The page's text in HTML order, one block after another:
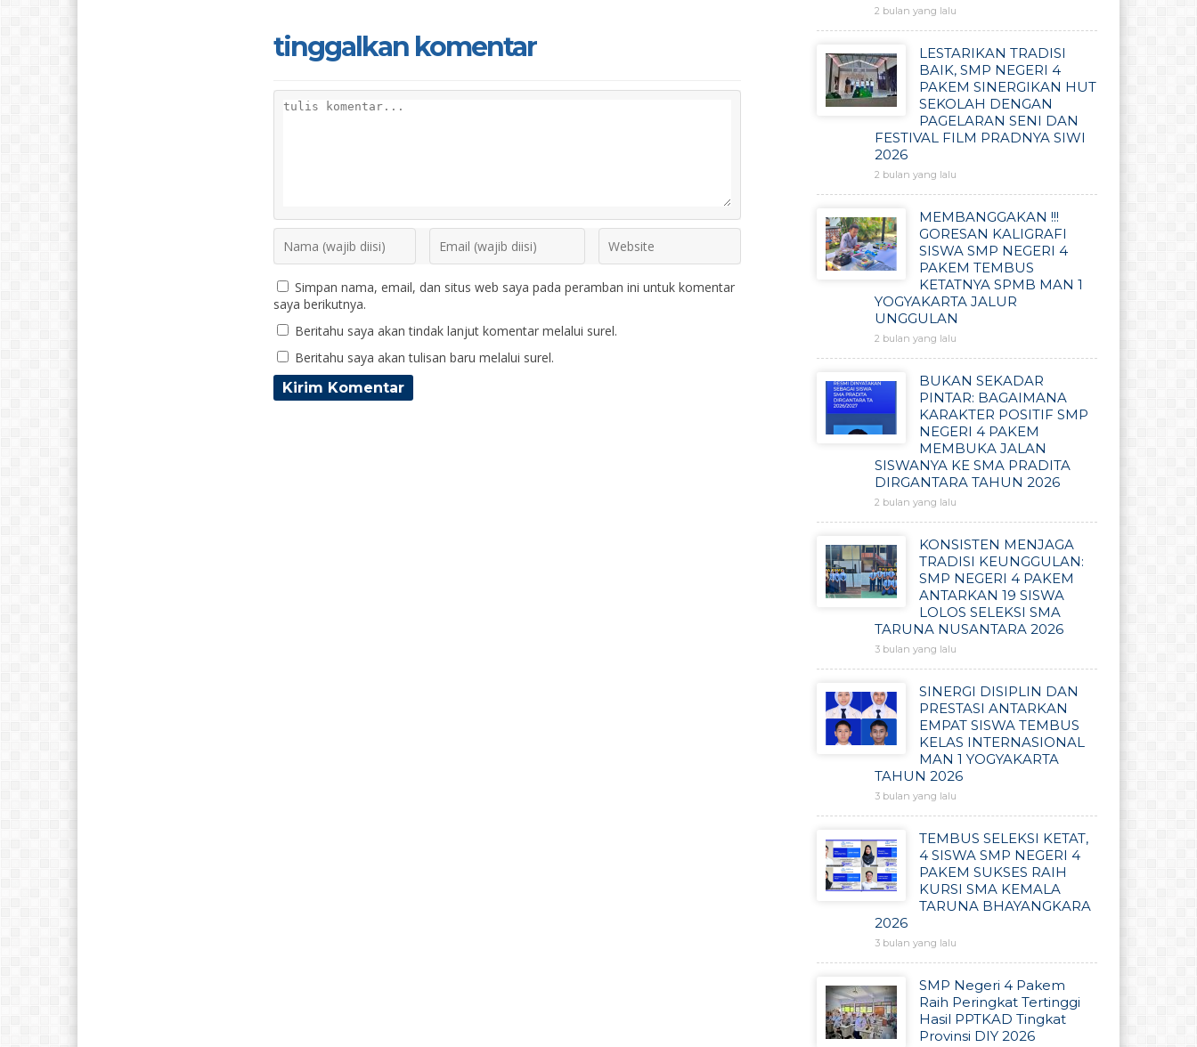
tinggalkan komentar
Simpan nama, email, dan situs web saya pada peramban ini untuk komentar
saya berikutnya.
Beritahu saya akan tindak lanjut komentar melalui surel.
Beritahu saya akan tulisan baru melalui surel.
2 bulan yang lalu
LESTARIKAN TRADISI
BAIK, SMP NEGERI 4
PAKEM SINERGIKAN HUT
SEKOLAH DENGAN
PAGELARAN SENI DAN
FESTIVAL FILM PRADNYA SIWI
2026
2 bulan yang lalu
MEMBANGGAKAN !!!
GORESAN KALIGRAFI
SISWA SMP NEGERI 4
PAKEM TEMBUS
KETATNYA SPMB MAN 1
YOGYAKARTA JALUR
UNGGULAN
2 bulan yang lalu
BUKAN SEKADAR
PINTAR: BAGAIMANA
KARAKTER POSITIF SMP
NEGERI 4 PAKEM
MEMBUKA JALAN
SISWANYA KE SMA PRADITA
DIRGANTARA TAHUN 2026
2 bulan yang lalu
KONSISTEN MENJAGA
TRADISI KEUNGGULAN:
SMP NEGERI 4 PAKEM
ANTARKAN 19 SISWA
LOLOS SELEKSI SMA
TARUNA NUSANTARA 2026
3 bulan yang lalu
SINERGI DISIPLIN DAN
PRESTASI ANTARKAN
EMPAT SISWA TEMBUS
KELAS INTERNASIONAL
MAN 1 YOGYAKARTA
TAHUN 2026
3 bulan yang lalu
TEMBUS SELEKSI KETAT,
4 SISWA SMP NEGERI 4
PAKEM SUKSES RAIH
KURSI SMA KEMALA
TARUNA BHAYANGKARA
2026
3 bulan yang lalu
SMP Negeri 4 Pakem
Raih Peringkat Tertinggi
Hasil PPTKAD Tingkat
Provinsi DIY 2026